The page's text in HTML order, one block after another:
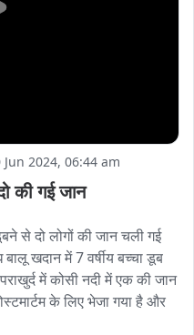
Jun 2024, 06:44 am
सुपौल में दो अलग जगह डूबने से दो की गई जान
से दो लोगों की जान चली गई
खदान में 7 वर्षीय बच्चा डूब
में कोसी नदी में एक की जान
के लिए भेजा गया है और